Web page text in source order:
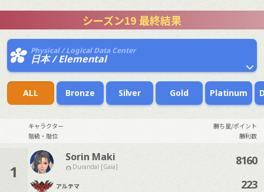
シーズン19 最終結果
Physical / Logical Data Center
日本 / Elemental
ALL Bronze Silver Gold Platinum
キャラクター
勝ち星/ポイント
階級・階位
勝利数
1
Sorin Maki
Durandal [Gaia]
アルテマ
8160
223